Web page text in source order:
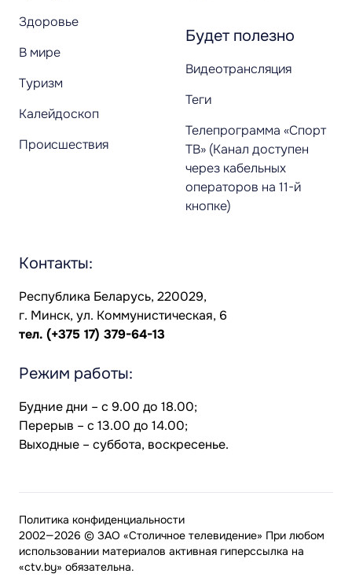
Здоровье
В мире
Туризм
Калейдоскоп
Происшествия
Будет полезно
Видеотрансляция
Теги
Телепрограмма «Спорт
ТВ» (Канал доступен
через кабельных
операторов на 11-й
кнопке)
Контакты:
Республика Беларусь, 220029,
г. Минск, ул. Коммунистическая, 6
тел. (+375 17) 379-64-13
Режим работы:
Будние дни – с 9.00 до 18.00;
Перерыв – с 13.00 до 14.00;
Выходные – суббота, воскресенье.
2002—2026 © ЗАО «Столичное телевидение» При любом
использовании материалов активная гиперссылка на
«ctv.by» обязательна.
Политика конфиденциальности